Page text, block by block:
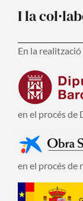
I la
En la
en el procés de
en el procés de